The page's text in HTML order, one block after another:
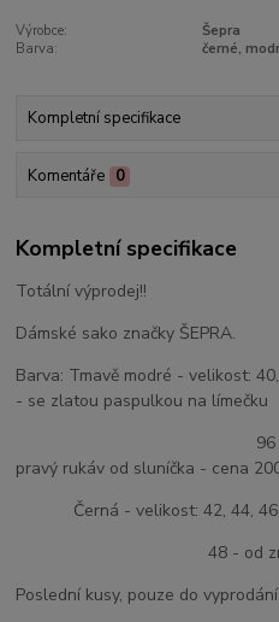
Výrobce:
Šepra
Barva:
černé,
Kompletní specifikace
Komentáře 0
Kompletní specifikace
Totální výprodej!!
Dámské sako značky ŠEPRA.
Barva: Tmavě modré - velikost:
- se zlatou paspulkou na límečku
96 -
pravý rukáv od sluníčka - cena
Černá - velikost: 42, 44, 46
48 - od značky
Poslední kusy, pouze do